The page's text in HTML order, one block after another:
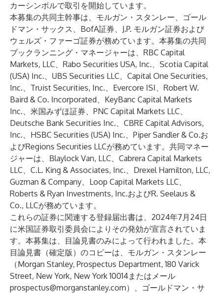
カーシンボルで取引を開始しています。
本募集の共同主幹事は、モルガン・スタンレー、ゴール
ドマン・サックス、BofA証券、J.P. モルガン証券および
ウェルズ・ファーゴ証券が務めています。本募集の共同
ブックランニング・マネージャーは、RBC Capital
Markets, LLC、Rabo Securities USA, Inc.、Scotia Capital
(USA) Inc.、UBS Securities LLC、Capital One Securities,
Inc.、Truist Securities, Inc.、Evercore ISI、Robert W.
Baird & Co. Incorporated、KeyBanc Capital Markets
Inc.、米国みずほ証券、PNC Capital Markets LLC、
Deutsche Bank Securities Inc.、CBRE Capital Advisors,
Inc.、HSBC Securities (USA) Inc.、Piper Sandler & Co.お
よびRegions Securities LLCが務めています。共同マネー
ジャーは、Blaylock Van, LLC、Cabrera Capital Markets
LLC、C.L. King & Associates, Inc.、Drexel Hamilton, LLC,
Guzman & Company、Loop Capital Markets LLC、
Roberts & Ryan Investments, Inc.およびR. Seelaus &
Co., LLCが務めています。
これらの証券に関連する登録届出書は、2024年7月24日
に米国証券取引委員会によりその発効が宣言されていま
す。本募集は、目論見書のみによって行われました。本
目論見書（確定版）のコピーは、モルガン・スタンレー
（Morgan Stanley, Prospectus Department, 180 Varick
Street, New York, New York 10014またはメール
prospectus@morganstanley.com）、ゴールドマン・サ